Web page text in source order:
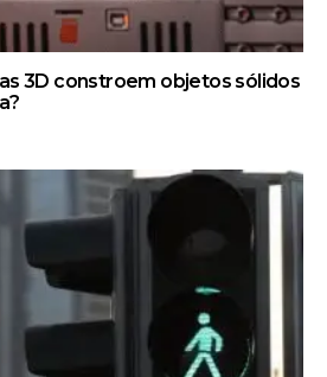
3D constroem objetos sólidos